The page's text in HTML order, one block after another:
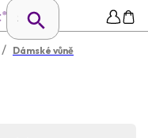
/ Dámské vůně